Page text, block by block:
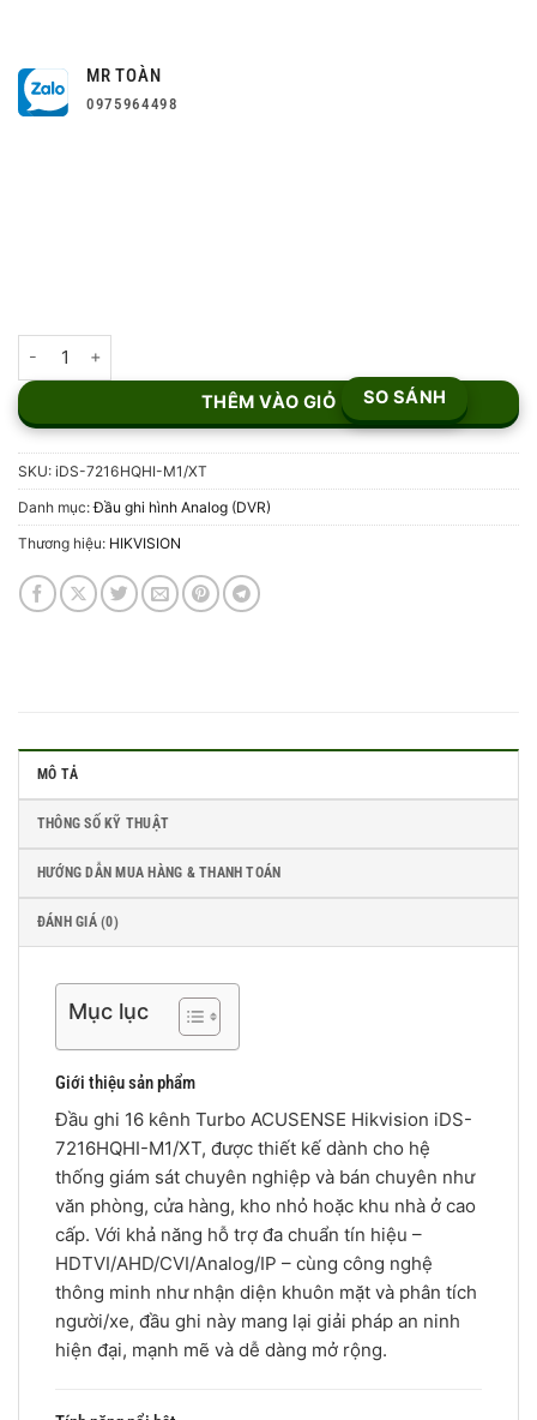
MR TOÀN
0975964498
THÊM VÀO GIỎ SO SÁNH
SKU: iDS-7216HQHI-M1/XT
Danh mục:Đầu ghi hình Analog (DVR)
Thương hiệu: HIKVISION
MÔ TẢ
THÔNG SỐ KỸ THUẬT
HƯỚNG DẪN MUA HÀNG & THANH TOÁN
ĐÁNH GIÁ (0)
Mục lục
Giới thiệu sản phẩm
Đầu ghi 16 kênh Turbo ACUSENSE Hikvision iDS-
7216HQHI-M1/XT, được thiết kế dành cho hệ
thống giám sát chuyên nghiệp và bán chuyên như
văn phòng, cửa hàng, kho nhỏ hoặc khu nhà ở cao
cấp. Với khả năng hỗ trợ đa chuẩn tín hiệu –
HDTVI/AHD/CVI/Analog/IP – cùng công nghệ
thông minh như nhận diện khuôn mặt và phân tích
người/xe, đầu ghi này mang lại giải pháp an ninh
hiện đại, mạnh mẽ và dễ dàng mở rộng.